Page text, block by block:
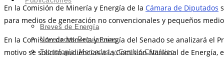
Breves de Energía
Novedades Regulatorias
Tecnología, Mercados y Cambio Climático
En la Comisión de Minería y Energía de la Cámara de Diputados
para medios de generación no convencionales y pequeños
En la Comisión de Minería y Energía del Senado se analizará el
motivo se solicitó audiencias a la Comisión Nacional de